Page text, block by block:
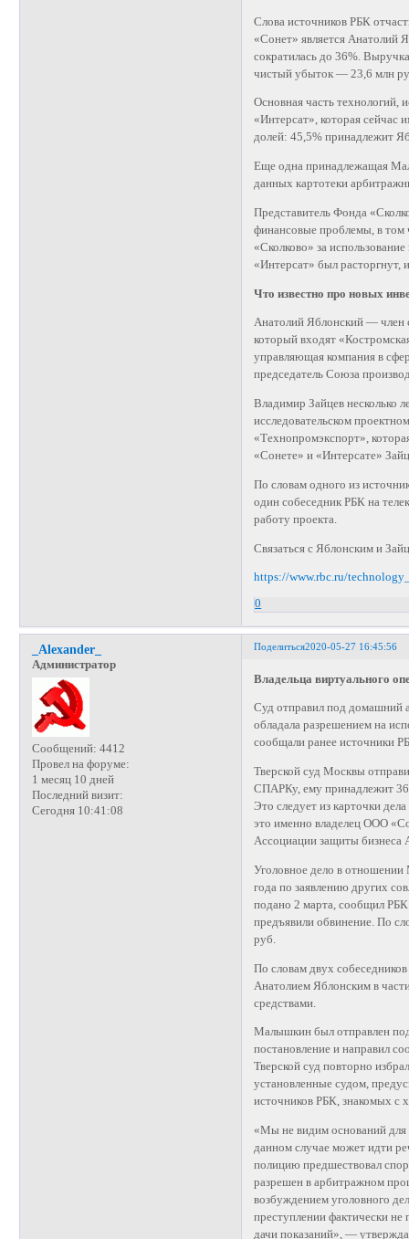
Слова источников РБК
«Сонет» является
сократилась до 36%.
чистый убыток — 23,6 млн
Основная часть технологий,
«Интерсат», которая сейчас
долей: 45,5% принадлежит
Еще одна принадлежащая
данных картотеки
Представитель Фонда
финансовые проблемы, в том
«Сколково» за
«Интерсат» был расторгнут,
Что известно про новых
Анатолий Яблонский — член
который входят
управляющая компания в
председатель Союза
Владимир Зайцев несколько
исследовательском
«Технопромэкспорт»,
«Сонете» и «Интерсате»
По словам одного из
один собеседник РБК на
работу проекта.
Связаться с Яблонским и
https://www.rbc.ru/
0
Поделиться2020-05-27 16:45:56
_Alexander_
Администратор
Сообщений: 4412
Провел на форуме:
1 месяц 10 дней
Последний визит:
Сегодня 10:41:08
Владельца виртуального
Суд отправил под домашний
обладала разрешением на
сообщали ранее источники
Тверской суд Москвы
СПАРКу, ему принадлежит
Это следует из карточки
это именно владелец ООО
Ассоциации защиты бизнеса
Уголовное дело в
года по заявлению других
подано 2 марта, сообщил
предъявили обвинение. По
руб.
По словам двух
Анатолием Яблонским в
средствами.
Малышкин был отправлен
постановление и направил
Тверской суд повторно
установленные судом,
источников РБК, знакомых с
«Мы не видим оснований для
данном случае может идти
полицию предшествовал
разрешен в арбитражном
возбуждением уголовного
преступлении фактически
дачи показаний», —